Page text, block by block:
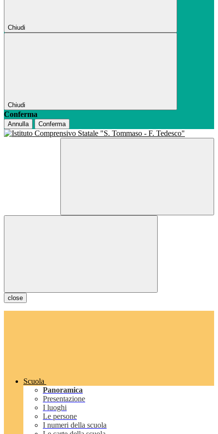
Chiudi
Chiudi
Conferma
Annulla Conferma
close
Scuola
Panoramica
Presentazione
I luoghi
Le persone
I numeri della scuola